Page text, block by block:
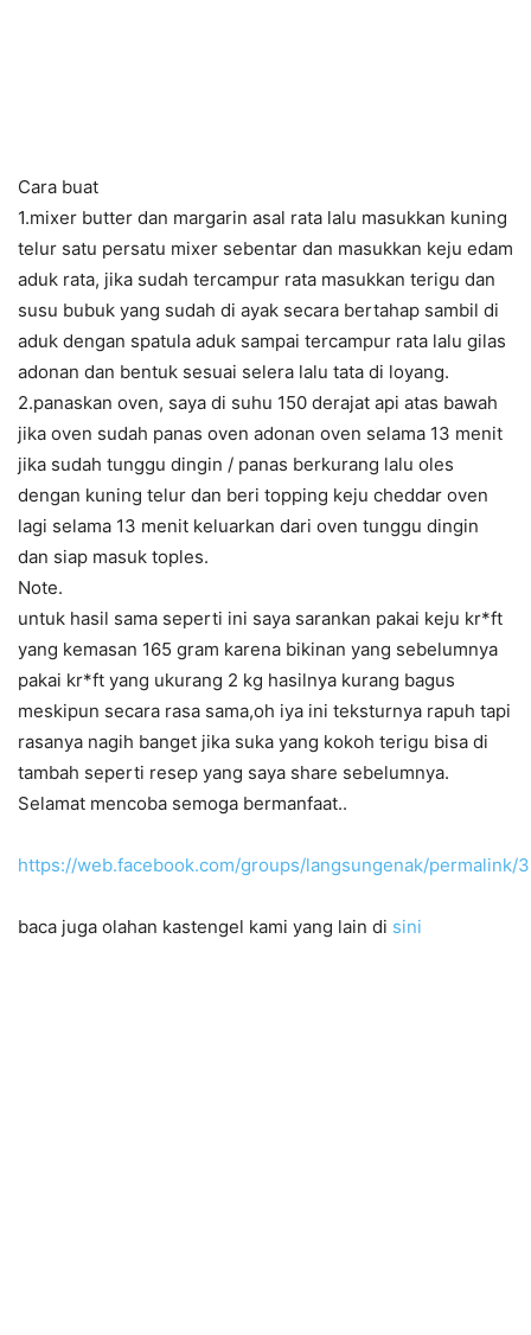
Cara buat
1.mixer butter dan margarin asal rata lalu masukkan kuning
telur satu persatu mixer sebentar dan masukkan keju edam
aduk rata, jika sudah tercampur rata masukkan terigu dan
susu bubuk yang sudah di ayak secara bertahap sambil di
aduk dengan spatula aduk sampai tercampur rata lalu gilas
adonan dan bentuk sesuai selera lalu tata di loyang.
2.panaskan oven, saya di suhu 150 derajat api atas bawah
jika oven sudah panas oven adonan oven selama 13 menit
jika sudah tunggu dingin / panas berkurang lalu oles
dengan kuning telur dan beri topping keju cheddar oven
lagi selama 13 menit keluarkan dari oven tunggu dingin
dan siap masuk toples.
Note.
untuk hasil sama seperti ini saya sarankan pakai keju kr*ft
yang kemasan 165 gram karena bikinan yang sebelumnya
pakai kr*ft yang ukurang 2 kg hasilnya kurang bagus
meskipun secara rasa sama,oh iya ini teksturnya rapuh tapi
rasanya nagih banget jika suka yang kokoh terigu bisa di
tambah seperti resep yang saya share sebelumnya.
Selamat mencoba semoga bermanfaat..
https://web.facebook.com/groups/langsungenak/permalink/
baca juga olahan kastengel kami yang lain di sini